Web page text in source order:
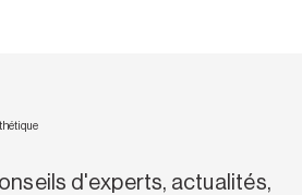
d'experts, actualités,